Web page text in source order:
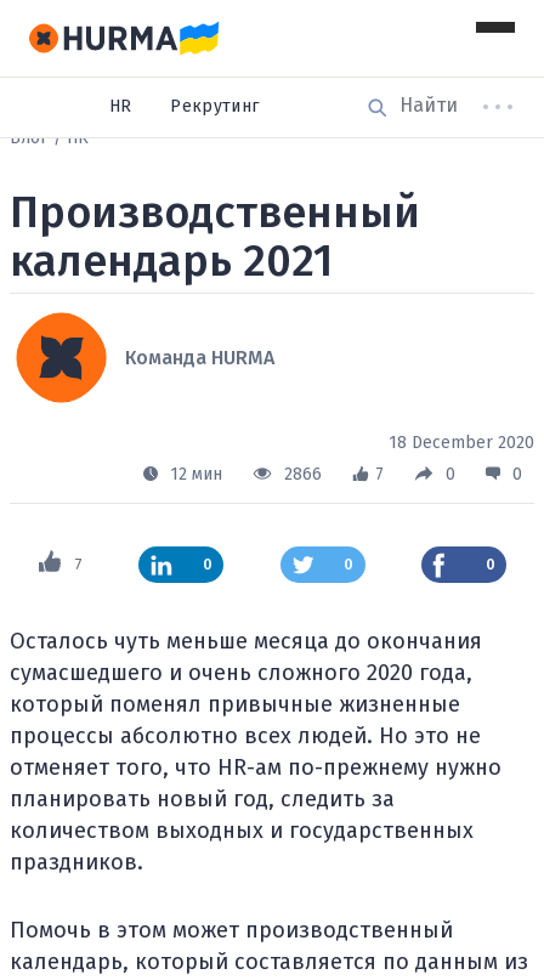
HR
Рекрутинг
Блог
HR
Производственный
календарь 2021
Команда HURMA
18 December 2020
12 мин
2866 7 0 0
7 0 0 0
Осталось чуть меньше месяца до окончания
сумасшедшего и очень сложного 2020 года,
который поменял привычные жизненные
процессы абсолютно всех людей. Но это не
отменяет того, что HR-ам по-прежнему нужно
планировать новый год, следить за
количеством выходных и государственных
праздников.
Помочь в этом может производственный
календарь, который составляется по данным из